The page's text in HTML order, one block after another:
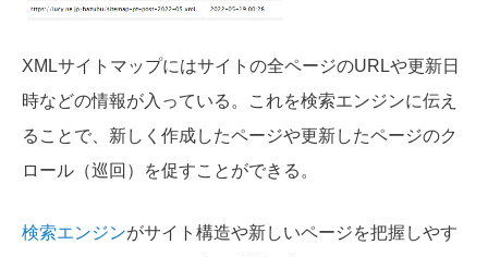
XMLサイトマップにはサイトの全ページのURLや更新日
時などの情報が入っている。これを検索エンジンに伝え
ることで、新しく作成したページや更新したページのク
ロール（巡回）を促すことができる。
検索エンジンがサイト構造や新しいページを把握しやす